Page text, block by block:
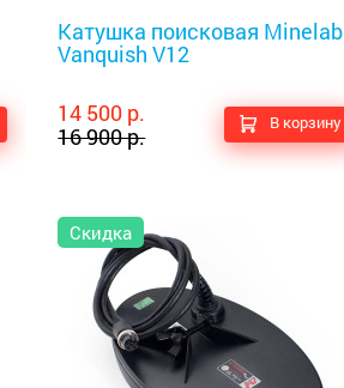
Катушка поисковая Minelab
Vanquish V12
14 500 р.
16 900 р.
В корзину
Скидка